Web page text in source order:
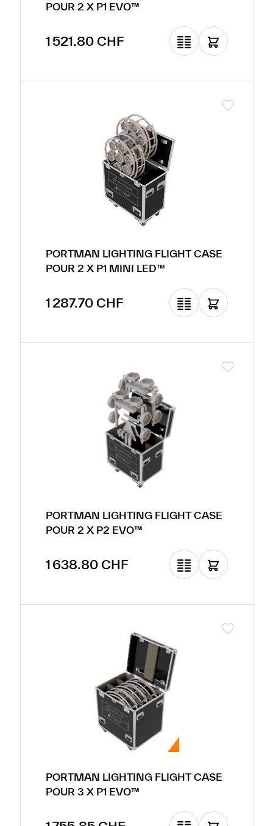
POUR 2 X P1 EVO™
Prix régulier :
1 521.80 CHF
PORTMAN LIGHTING FLIGHT CASE
POUR 2 X P1 MINI LED™
Prix régulier :
1 287.70 CHF
PORTMAN LIGHTING FLIGHT CASE
POUR 2 X P2 EVO™
Prix régulier :
1 638.80 CHF
PORTMAN LIGHTING FLIGHT CASE
POUR 3 X P1 EVO™